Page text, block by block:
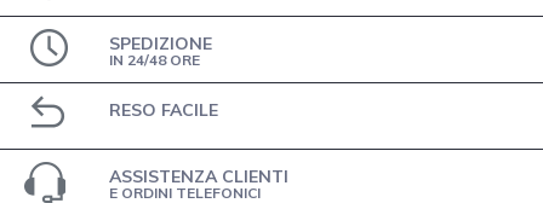
SPEDIZIONE
IN 24/48 ORE
RESO FACILE
ASSISTENZA CLIENTI
E ORDINI TELEFONICI